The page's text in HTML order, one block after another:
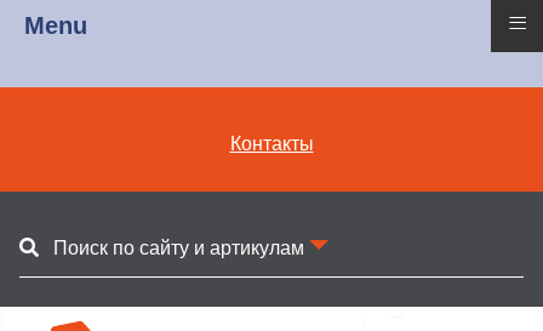
Контакты
Поиск по сайту и артикулам
Menu ≡